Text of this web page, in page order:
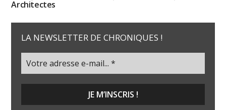
Architectes
LA NEWSLETTER DE CHRONIQUES !